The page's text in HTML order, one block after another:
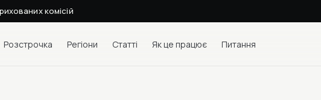
комісій
Розстрочка Регіони Статті Як це працює Питання